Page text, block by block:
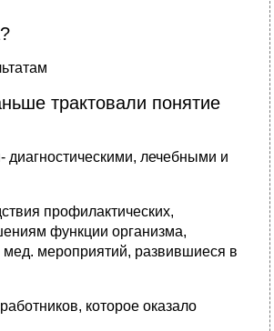
трактовали понятие
лечебными и
профилактических,
функции организма,
мероприятий, развившиеся в
которое оказало